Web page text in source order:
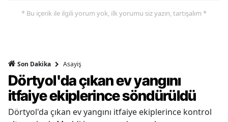
* Bu içerik ile ilgili yorum yok, ilk yorumu siz yazın, tartışalım *
Son Dakika Asayiş
Dörtyol'da çıkan ev yangını
itfaiye ekiplerince söndürüldü
Dörtyol'da çıkan ev yangını itfaiye ekiplerince kontrol